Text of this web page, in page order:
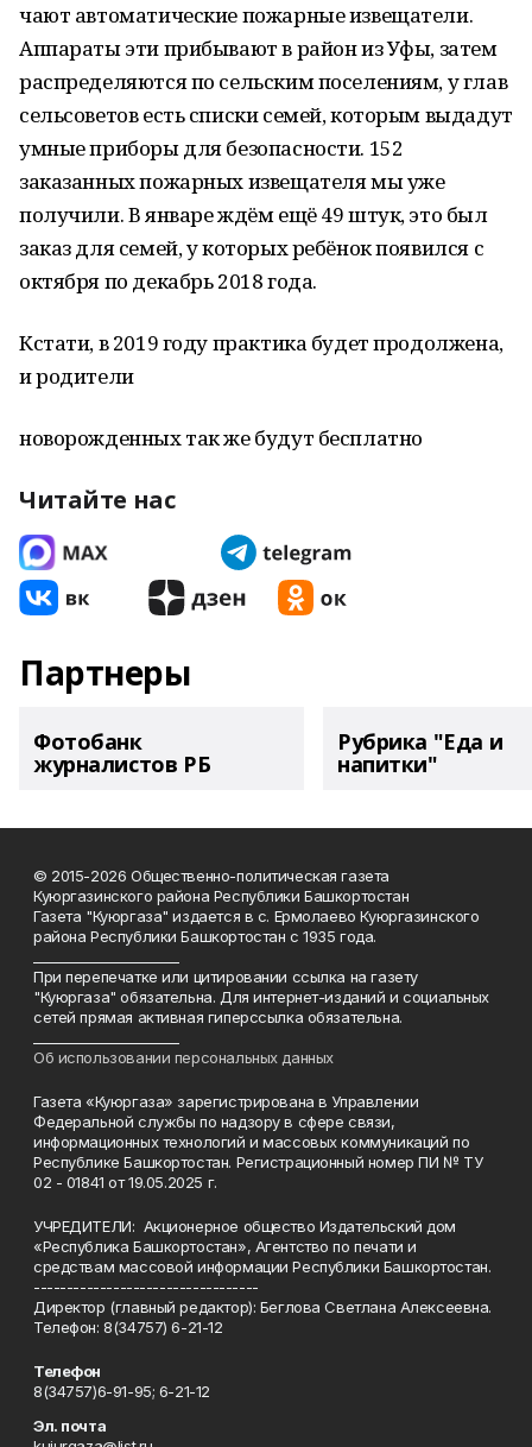
чают автоматические пожарные из­вещатели.
Аппараты эти прибывают в район из Уфы, затем
распределя­ются по сельским поселениям, у глав
сельсоветов есть списки семей, ко­торым выдадут
умные приборы для безопасности. 152
заказанных по­жарных извещателя мы уже
получи­ли. В январе ждём ещё 49 штук, это был
заказ для семей, у которых ре­бёнок появился с
октября по де­кабрь 2018 года.
Кстати, в 2019 году практика будет продолжена,
и родители
новорож­денных так же будут бесплатно
Читайте нас
Партнеры
Фотобанк
журналистов РБ
Рубрика "Еда и
напитки"
© 2015-2026 Общественно-политическая газета
Куюргазинского района Республики Башкортостан
Газета "Куюргаза" издается в с. Ермолаево Куюргазинского
района Республики Башкортостан с 1935 года.
При перепечатке или цитировании ссылка на газету
"Куюргаза" обязательна. Для интернет-изданий и социальных
сетей прямая активная гиперссылка обязательна.
Об использовании персональных данных
Газета «Куюргаза» зарегистрирована в Управлении
Федеральной службы по надзору в сфере связи,
информационных технологий и массовых коммуникаций по
Республике Башкортостан. Регистрационный номер ПИ № ТУ
02 - 01841 от 19.05.2025 г.
УЧРЕДИТЕЛИ: Акционерное общество Издательский дом
«Республика Башкортостан», Агентство по печати и
средствам массовой информации Республики Башкортостан.
----------------------------------
Директор (главный редактор): Беглова Светлана Алексеевна.
Телефон: 8(34757) 6-21-12
Телефон
8(34757)6-91-95; 6-21-12
Эл. почта